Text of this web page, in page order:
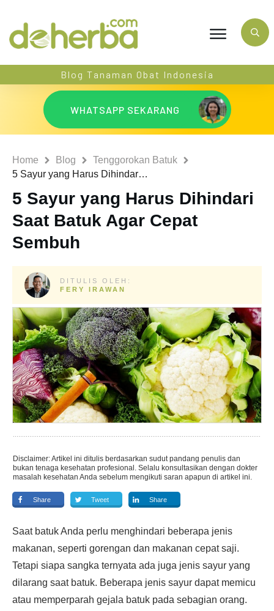
Blog Tanaman Obat Indonesia
WHATSAPP SEKARANG
Home Blog
Tenggorokan Batuk
5 Sayur yang Harus Dihindari Saat Batuk Agar Cepat Sembuh
5 Sayur yang Harus Dihindari
Saat Batuk Agar Cepat
Sembuh
DITULIS OLEH:
FERY IRAWAN
Disclaimer: Artikel ini ditulis berdasarkan sudut pandang penulis dan
bukan tenaga kesehatan profesional. Selalu konsultasikan dengan dokter
masalah kesehatan Anda sebelum mengikuti saran apapun di artikel ini.
Share Tweet Share
Saat batuk Anda perlu menghindari beberapa jenis
makanan, seperti gorengan dan makanan cepat saji.
Tetapi siapa sangka ternyata ada juga jenis sayur yang
dilarang saat batuk. Beberapa jenis sayur dapat memicu
atau memperparah gejala batuk pada sebagian orang.